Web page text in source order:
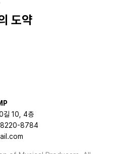
도약
길 10, 4층
8784